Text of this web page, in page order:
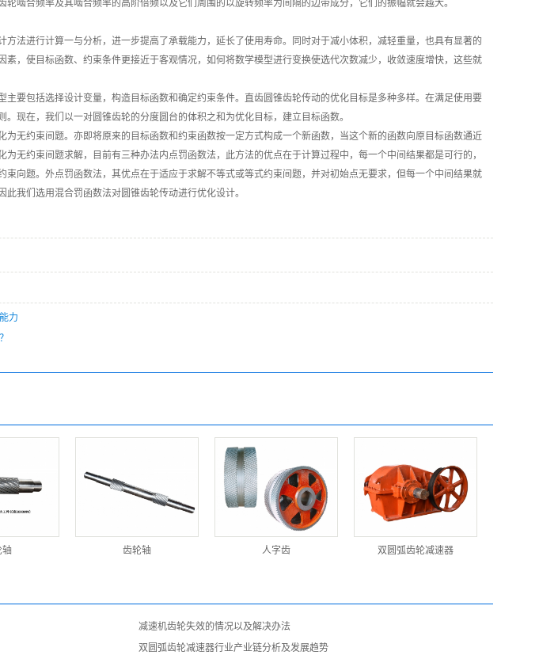
啮合频率及其啮合频率的高阶倍频以及它们周围的以旋转频率为间隔的边带成分，它们的振幅就会越大。
法进行计算一与分析，进一步提高了承载能力，延长了使用寿命。同时对于减小体积，减轻重量，也具有显著的
素，使目标函数、约束条件更接近于客观情况，如何将数学模型进行变换使选代次数减少，收敛速度增快，这些就
要包括选择设计变量，构造目标函数和确定约束条件。直齿圆锥齿轮传动的优化目标是多种多样。在满足使用要
现在，我们以一对圆锥齿轮的分度圆台的体积之和为优化目标，建立目标函数。
无约束间题。亦即将原来的目标函数和约束函数按一定方式构成一个新函数，当这个新的函数向原目标函数通近
无约束间题求解，目前有三种办法内点罚函数法，此方法的优点在于计算过程中，每一个中间结果都是可行的，
束向题。外点罚函数法，其优点在于适应于求解不等式或等式约束间题，并对初始点无要求，但每一个中间结果就
我们选用混合罚函数法对圆锥齿轮传动进行优化设计。
力
轴 齿轮轴 人字齿 双圆弧齿轮减速器
减速机齿轮失效的情况以及解决办法
双圆弧齿轮减速器行业产业链分析及发展趋势